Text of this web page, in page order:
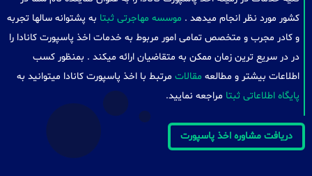
کشور مورد نظر انجام میدهد . موسسه مهاجرتی ثبتا به پشتوانه سالها تجربه
و کادر مجرب و متخصص تمامی امور مربوط به خدمات اخذ پاسپورت کانادا را
در در سریع ترین زمان ممکن به متقاضیان ارائه میکند . بمنظور کسب
اطلاعات بیشتر و مطالعه مقالات مرتبط با اخذ پاسپورت کانادا میتوانید به
پایگاه اطلاعاتی ثبتا مراجعه نمایید.
دریافت مشاوره اخذ پاسپورت